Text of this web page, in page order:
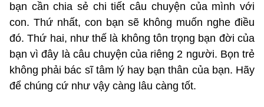
bạn cần chia sẻ chi tiết câu chuyện của mình với
con. Thứ nhất, con bạn sẽ không muốn nghe điều
đó. Thứ hai, như thế là không tôn trọng bạn đời của
bạn vì đây là câu chuyện của riêng 2 người. Bọn trẻ
không phải bác sĩ tâm lý hay bạn thân của bạn. Hãy
để chúng cứ như vậy càng lâu càng tốt.